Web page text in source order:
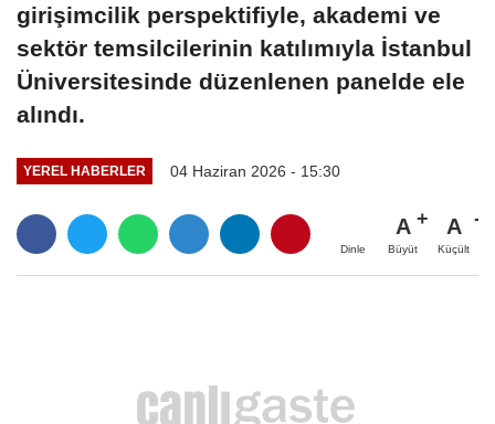
girişimcilik perspektifiyle, akademi ve
sektör temsilcilerinin katılımıyla İstanbul
Üniversitesinde düzenlenen panelde ele
alındı.
YEREL HABERLER 04 Haziran 2026 - 15:30
Dinle
A
Büyüt
A
Küçült